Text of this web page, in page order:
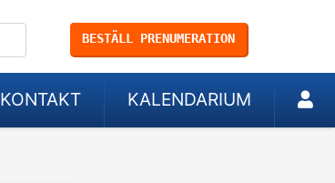
BESTÄLL PRENUMERATION
KONTAKT KALENDARIUM